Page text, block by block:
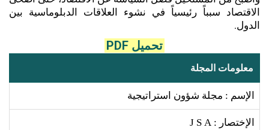
الاقتصاد سبباً رئيسياً في نشوء العلاقات الدبلوماسية بين
الدول.
تحميل PDF
معلومات المجلة
الإسم : مجلة شؤون استراتيجية
الإختصار : J S A